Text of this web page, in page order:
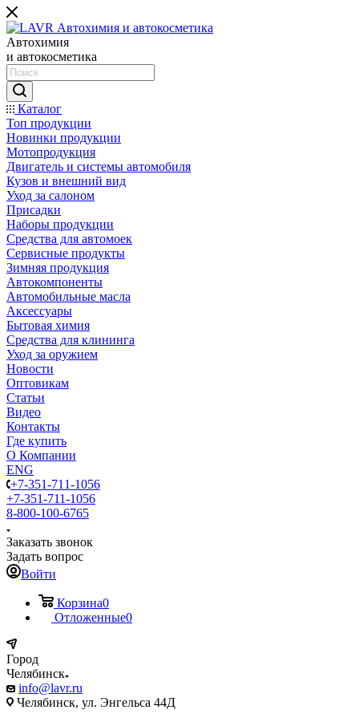
Автохимия
и автокосметика
Каталог
Топ продукции
Новинки продукции
Мотопродукция
Двигатель и системы автомобиля
Кузов и внешний вид
Уход за салоном
Присадки
Наборы продукции
Средства для автомоек
Сервисные продукты
Зимняя продукция
Автокомпоненты
Автомобильные масла
Аксессуары
Бытовая химия
Средства для клининга
Уход за оружием
Новости
Оптовикам
Статьи
Видео
Контакты
Где купить
О Компании
ENG
+7-351-711-1056
+7-351-711-1056
8-800-100-6765
Заказать звонок
Задать вопрос
Войти
Корзина0
Отложенные0
Город
Челябинск
info@lavr.ru
Челябинск, ул. Энгельса 44Д